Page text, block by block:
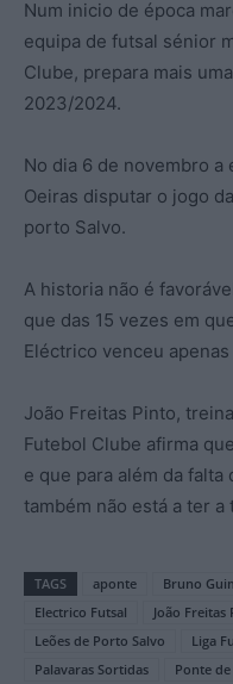
Num inicio de época
equipa de futsal sénior
Clube, prepara mais
2023/2024.
No dia 6 de novembro a
Oeiras disputar o jogo
porto Salvo.
A historia não é
que das 15 vezes em
Eléctrico venceu
João Freitas Pinto,
Futebol Clube afirma
e que para além da
também não está a ter
TAGS aponte Bruno
Electrico Futsal
João Freitas
Leões de Porto Salvo
Liga
Palavaras Sortidas
Ponte